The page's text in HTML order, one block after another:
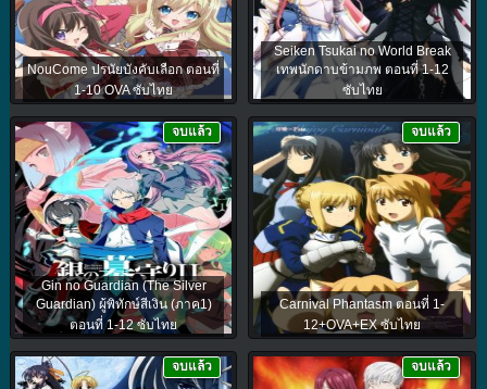
NouCome ปรนัยบังคับเลือก ตอนที่
1-10 OVA ซับไทย
Seiken Tsukai no World Break
เทพนักดาบข้ามภพ ตอนที่ 1-12
ซับไทย
Gin no Guardian (The Silver
Guardian) ผู้พิทักษ์สีเงิน (ภาค1)
ตอนที่ 1-12 ซับไทย
จบแล้ว
Carnival Phantasm ตอนที่ 1-
12+OVA+EX ซับไทย
จบแล้ว
จบแล้ว จบแล้ว